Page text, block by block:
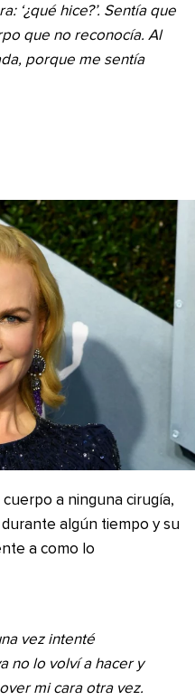
‘¿qué hice?’. Sentía que
que no reconocía. Al
porque me sentía
a ninguna cirugía,
algún tiempo y su
a como lo
vez intenté
no lo volví a hacer y
mi cara otra vez.